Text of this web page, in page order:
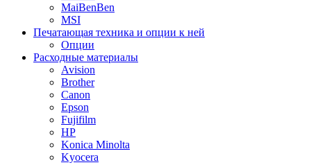
MaiBenBen
MSI
Печатающая техника и опции к ней
Опции
Расходные материалы
Avision
Brother
Canon
Epson
Fujifilm
HP
Konica Minolta
Kyocera